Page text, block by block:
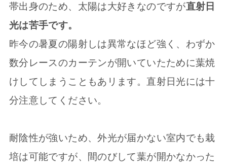
帯出身のため、太陽は大好きなのですが直射日
光は苦手です。
昨今の暑夏の陽射しは異常なほど強く、わずか
数分レースのカーテンが開いていたために葉焼
けしてしまうこともあリます。直射日光には十
分注意してください。
耐陰性が強いため、外光が届かない室内でも栽
培は可能ですが、間のびして葉が開かなかった